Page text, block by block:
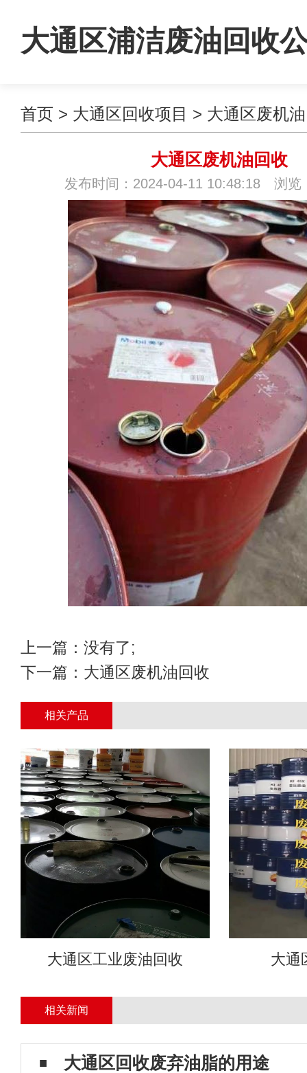
大通区浦洁废油回收
首页 > 大通区回收项目 > 大通区废机
大通区废机油回收
发布时间：2024-04-11 10:48:18 浏览
上一篇：没有了;
下一篇： 大通区废机油回收
相关产品
大通区工业废油回收 大通
相关新闻
大通区回收废弃油脂的用途